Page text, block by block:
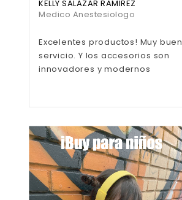
KELLY SALAZAR RAMIREZ
Medico Anestesiologo
Excelentes productos! Muy buen
servicio. Y los accesorios son
innovadores y modernos